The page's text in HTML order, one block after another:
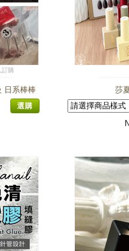
訂購
日系棒棒
盤 選購
莎